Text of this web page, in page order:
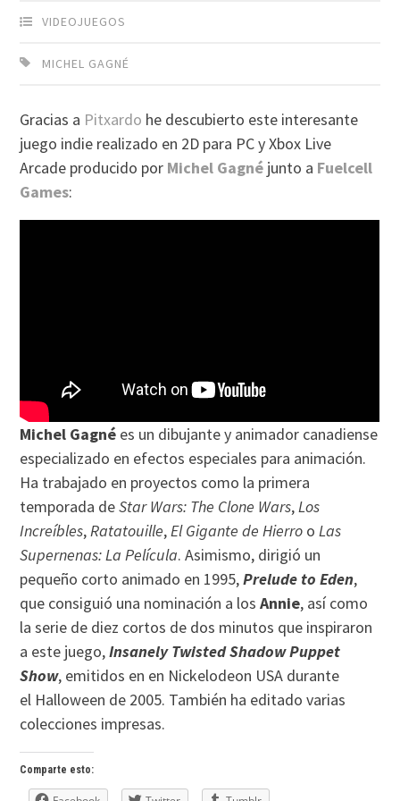
VIDEOJUEGOS
MICHEL GAGNÉ
Gracias a Pitxardo he descubierto este interesante
juego indie realizado en 2D para PC y Xbox Live
Arcade producido por Michel Gagné junto a Fuelcell
Games:
Michel Gagné es un dibujante y animador canadiense
especializado en efectos especiales para animación.
Ha trabajado en proyectos como la primera
temporada deStar Wars: The Clone Wars,Los
Increíbles,Ratatouille,El Gigante de Hierro oLas
Supernenas: La Película. Asimismo, dirigió un
pequeño corto animado en 1995,Prelude to Eden,
que consiguió una nominación a losAnnie, así como
la serie de diez cortos de dos minutos que inspiraron
a este juego,Insanely Twisted Shadow Puppet
Show, emitidos en en Nickelodeon USA durante
el Halloween de 2005. También ha editado varias
colecciones impresas.
Comparte esto: